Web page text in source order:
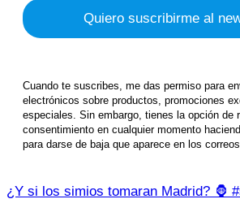
Cuando te suscribes, me das permiso para
electrónicos sobre productos, promociones
especiales. Sin embargo, tienes la opción de
consentimiento en cualquier momento
para darse de baja que aparece en los
¿Y si los simios tomaran Madrid? 🦍